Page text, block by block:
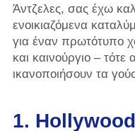
Άντζελες, σας έχω
ενοικιαζόμενα
για έναν πρωτότυπο
και καινούργιο –
ικανοποιήσουν τα
1.